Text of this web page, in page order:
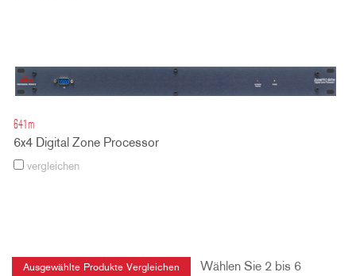
641m
6x4 Digital Zone Processor
vergleichen
Wählen Sie 2 bis 6